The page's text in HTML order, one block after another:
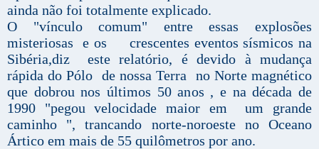
ainda não foi totalmente explicado.
O "vínculo comum" entre essas explosões
misteriosas e os crescentes eventos sísmicos na
Sibéria,diz este relatório, é devido à mudança
rápida do Pólo de nossa Terra no Norte magnético
que dobrou nos últimos 50 anos , e na década de
1990 "pegou velocidade maior em um grande
caminho ", trancando norte-noroeste no Oceano
Ártico em mais de 55 quilômetros por ano.